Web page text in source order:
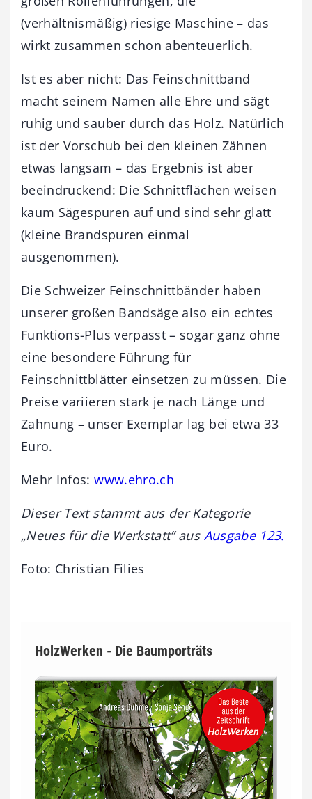
(verhältnismäßig) riesige Maschine – das
wirkt zusammen schon abenteuerlich.
Ist es aber nicht: Das Feinschnittband
macht seinem Namen alle Ehre und sägt
ruhig und sauber durch das Holz. Natürlich
ist der Vorschub bei den kleinen Zähnen
etwas langsam – das Ergebnis ist aber
beeindruckend: Die Schnittflächen weisen
kaum Sägespuren auf und sind sehr glatt
(kleine Brandspuren einmal
ausgenommen).
Die Schweizer Feinschnittbänder haben
unserer großen Bandsäge also ein echtes
Funktions-Plus verpasst – sogar ganz ohne
eine besondere Führung für
Feinschnittblätter einsetzen zu müssen. Die
Preise variieren stark je nach Länge und
Zahnung – unser Exemplar lag bei etwa 33
Euro.
Mehr Infos:www.ehro.ch
Dieser Text stammt aus der Kategorie
„Neues für die Werkstatt“ aus Ausgabe 123.
Foto: Christian Filies
HolzWerken - Die Baumporträts